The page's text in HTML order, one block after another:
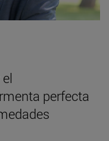
perfecta